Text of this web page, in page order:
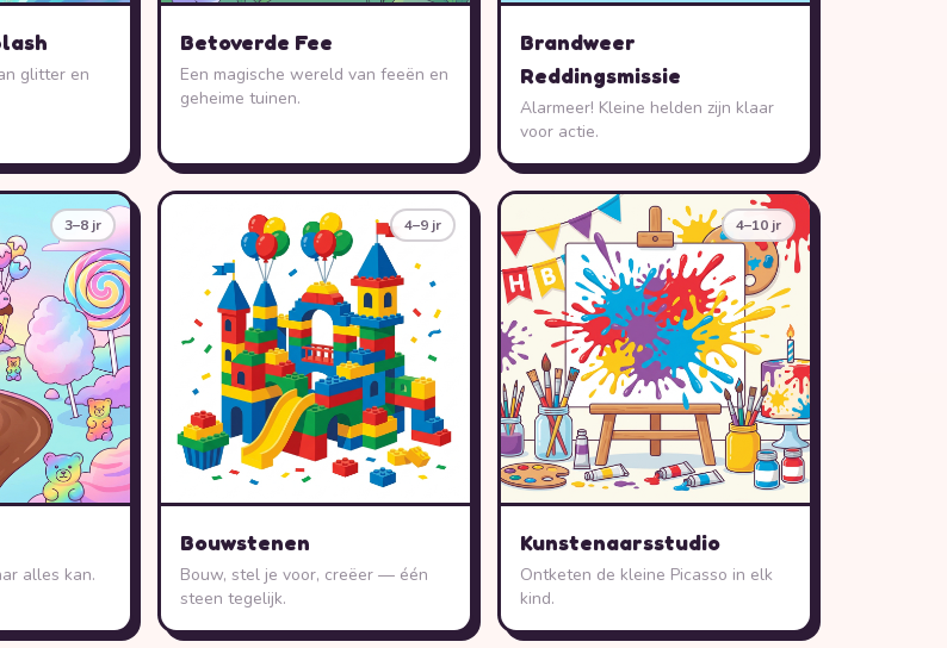
glitter en
Betoverde Fee
Een magische wereld van feeën en
geheime tuinen.
Brandweer
Reddingsmissie
Alarmeer! Kleine helden zijn klaar
voor actie.
3–8 jr
alles kan.
4–9 jr
Bouwstenen
Bouw, stel je voor, creëer — één
steen tegelijk.
4–10 jr
Kunstenaarsstudio
Ontketen de kleine Picasso in elk
kind.